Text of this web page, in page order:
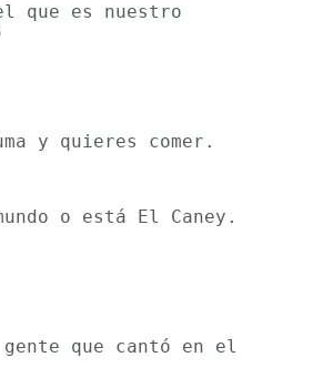
que es nuestro
y quieres comer.
o está El Caney.
que cantó en el